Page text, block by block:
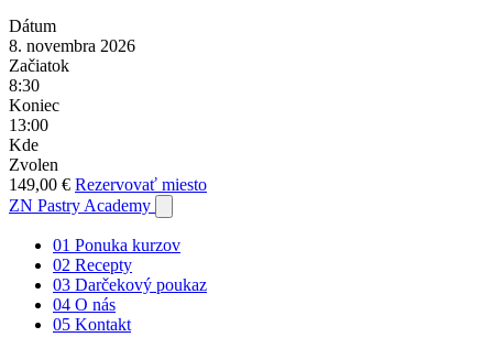
Dátum
8. novembra 2026
Začiatok
8:30
Koniec
13:00
Kde
Zvolen
149,00 € Rezervovať miesto
ZN Pastry Academy
01 Ponuka kurzov
02 Recepty
03 Darčekový poukaz
04 O nás
05 Kontakt